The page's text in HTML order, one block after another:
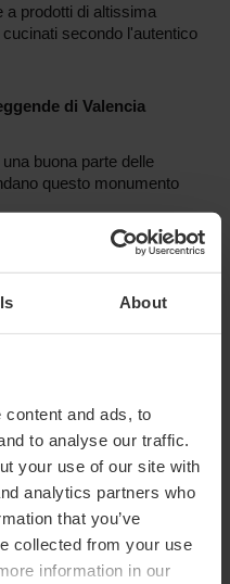
About
and ads, to
to analyse our traffic.
your use of our site with
analytics partners who
that you’ve
collected from your use
information in our
a prodotti di altissima
secondo l'autentico
di Valencia
buona parte delle
questo monumento
Pardalet
cupole appaia una
e il suo vicino Pardal
della Chiesa de los
eventi della città
in innumerevolisainete
giacché rappresentano il
pappagallo) e il divino (il